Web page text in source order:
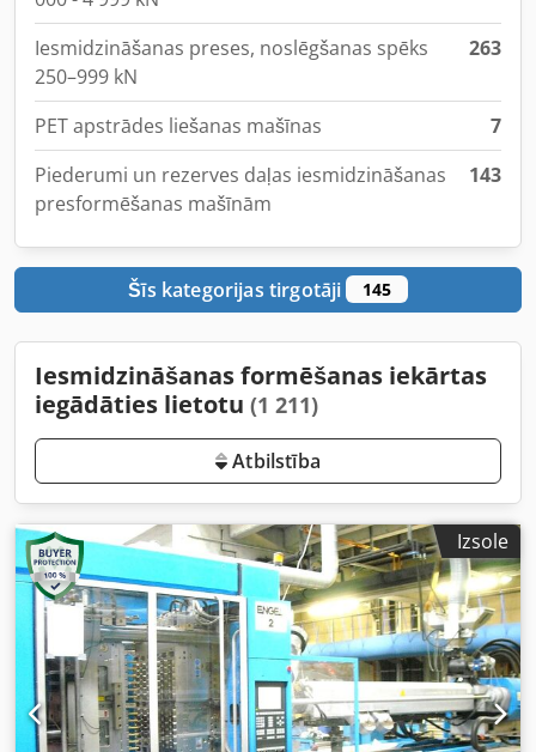
Iesmidzināšanas preses, noslēgšanas spēks
250–999 kN
263
PET apstrādes liešanas mašīnas
7
Piederumi un rezerves daļas iesmidzināšanas
presformēšanas mašīnām
143
Šīs kategorijas tirgotāji 145
Iesmidzināšanas formēšanas iekārtas
iegādāties lietotu (1 211)
Atbilstība
Izsole